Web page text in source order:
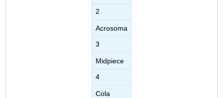
2
Acrosoma
3
Midpiece
4
Cola